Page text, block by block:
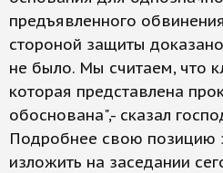
предъявленного
стороной защиты
не было. Мы считаем, что
которая представлена
обоснована",- сказал
Подробнее свою позицию
изложить на заседании